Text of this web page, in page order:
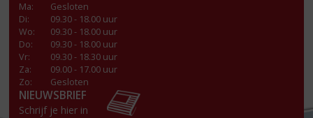
Ma:
Gesloten
Di:
09.30 - 18.00 uur
Wo:
09.30 - 18.00 uur
Do:
09.30 - 18.00 uur
Vr:
09.30 - 18.30 uur
Za:
09.00 - 17.00 uur
Zo:
Gesloten
NIEUWSBRIEF
Schrijf je hier in